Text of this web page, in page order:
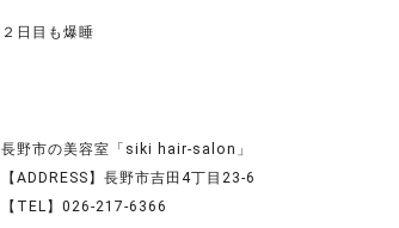
２日目も爆睡
長野市の美容室「siki hair-salon」
【ADDRESS】長野市吉田4丁目23-6
【TEL】026-217-6366